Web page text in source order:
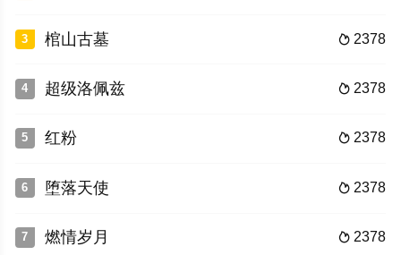
3  2378
棺山古墓
4  2378
超级洛佩兹
5  2378
红粉
6  2378
堕落天使
7  2378
燃情岁月